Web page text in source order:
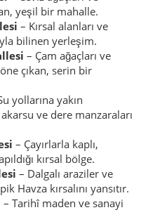
yeşil bir mahalle.
– Kırsal alanları ve
bilinen yerleşim.
– Çam ağaçları ve
çıkan, serin bir
yollarına yakın
ve dere manzaraları
– Çayırlarla kaplı,
kırsal bölge.
– Dalgalı araziler ve
Havza kırsalını yansıtır.
– Tarihî maden ve sanayi